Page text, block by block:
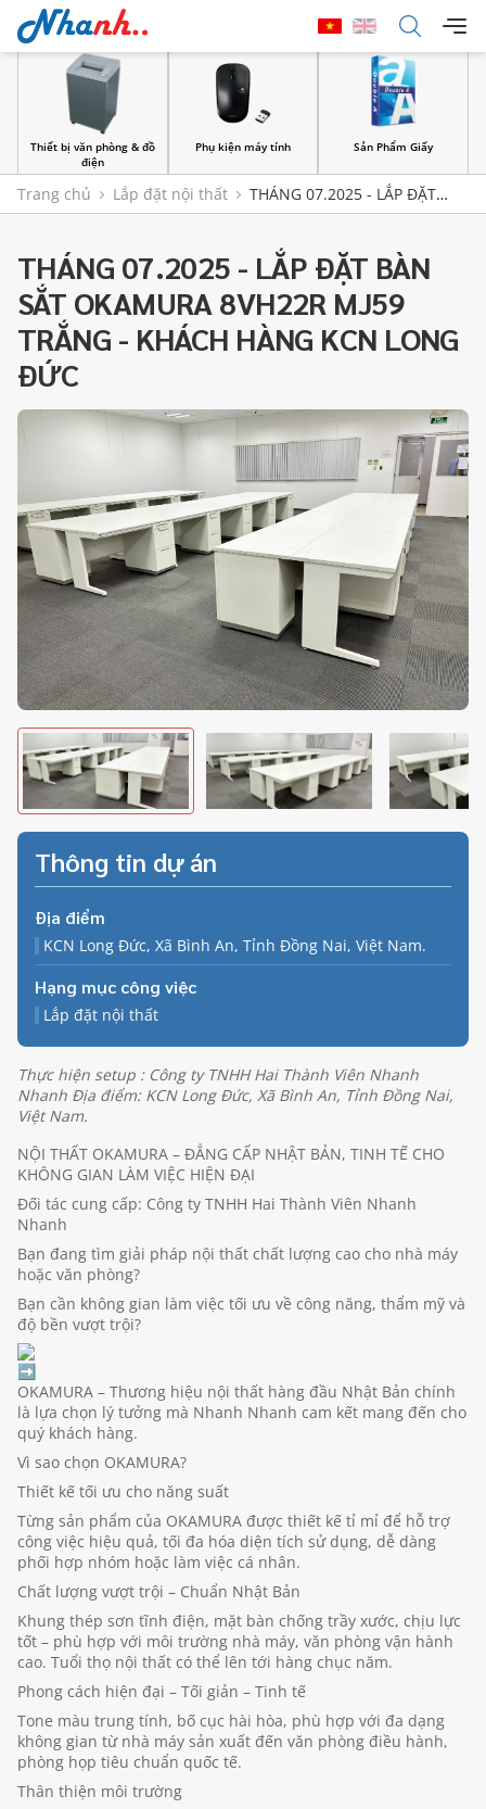
Thiết bị văn phòng & đồ
điện
Phụ kiện máy tính Sản Phẩm Giấy
Trang chủ Lắp đặt nội thất
THÁNG 07.2025 - LẮP ĐẶT
BÀN SẮT OKAMURA 8VH22R MJ59 TRẮNG - KHÁCH HÀNG KCN
THÁNG 07.2025 - LẮP ĐẶT BÀN
SẮT OKAMURA 8VH22R MJ59
TRẮNG - KHÁCH HÀNG KCN LONG
ĐỨC
Thông tin dự án
Địa điểm
KCN Long Đức, Xã Bình An, Tỉnh Đồng Nai, Việt Nam.
Hạng mục công việc
Lắp đặt nội thất
Thực hiện setup : Công ty TNHH Hai Thành Viên Nhanh
Nhanh Địa điểm: KCN Long Đức, Xã Bình An, Tỉnh Đồng Nai,
Việt Nam.
NỘI THẤT OKAMURA – ĐẲNG CẤP NHẬT BẢN, TINH TẾ CHO
KHÔNG GIAN LÀM VIỆC HIỆN ĐẠI
Đối tác cung cấp: Công ty TNHH Hai Thành Viên Nhanh
Nhanh
Bạn đang tìm giải pháp nội thất chất lượng cao cho nhà máy
hoặc văn phòng?
Bạn cần không gian làm việc tối ưu về công năng, thẩm mỹ và
độ bền vượt trội?
OKAMURA – Thương hiệu nội thất hàng đầu Nhật Bản chính
là lựa chọn lý tưởng mà Nhanh Nhanh cam kết mang đến cho
quý khách hàng.
Vì sao chọn OKAMURA?
Thiết kế tối ưu cho năng suất
Từng sản phẩm của OKAMURA được thiết kế tỉ mỉ để hỗ trợ
công việc hiệu quả, tối đa hóa diện tích sử dụng, dễ dàng
phối hợp nhóm hoặc làm việc cá nhân.
Chất lượng vượt trội – Chuẩn Nhật Bản
Khung thép sơn tĩnh điện, mặt bàn chống trầy xước, chịu lực
tốt – phù hợp với môi trường nhà máy, văn phòng vận hành
cao. Tuổi thọ nội thất có thể lên tới hàng chục năm.
Phong cách hiện đại – Tối giản – Tinh tế
Tone màu trung tính, bố cục hài hòa, phù hợp với đa dạng
không gian từ nhà máy sản xuất đến văn phòng điều hành,
phòng họp tiêu chuẩn quốc tế.
Thân thiện môi trường